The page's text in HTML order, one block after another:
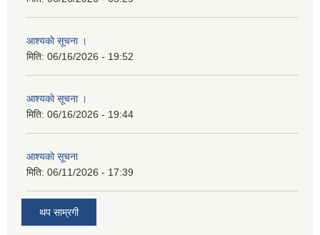
आश्यकाे सूचना ।
मिति: 06/16/2026 - 19:52
आश्यकाे सूचना ।
मिति: 06/16/2026 - 19:44
आश्यकाे सूचना
मिति: 06/11/2026 - 17:39
थप साम्रगी